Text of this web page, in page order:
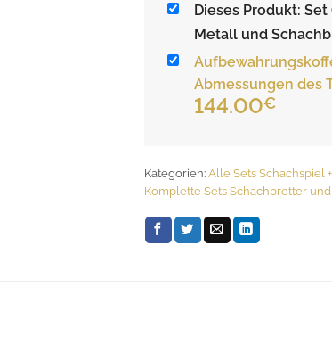
Dieses Produkt:
Metall und
Abmessungen des
144.00€
Kategorien: Alle Sets Schachspiel
Komplette Sets Schachbretter